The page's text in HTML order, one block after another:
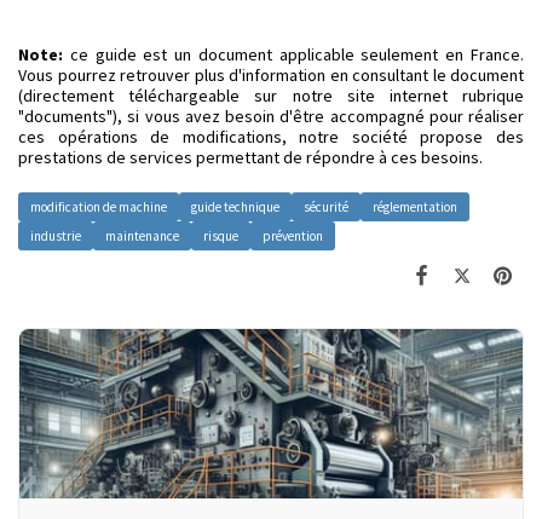
Note: ce guide est un document applicable seulement en France.
Vous pourrez retrouver plus d'information en consultant le document
(directement téléchargeable sur notre site internet rubrique
"documents"), si vous avez besoin d'être accompagné pour réaliser
ces opérations de modifications, notre société propose des
prestations de services permettant de répondre à ces besoins.
modification de machine guide technique sécurité
réglementation
industrie
maintenance risque prévention